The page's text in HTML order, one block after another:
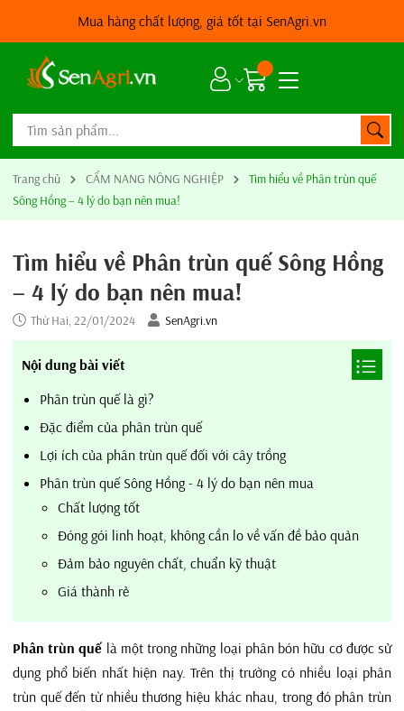
SenAgri.vn*Vì nông nghiệp sạch
Trang chủ CẨM NANG NÔNG NGHIỆP
Tìm hiểu về Phân trùn quế
Sông Hồng – 4 lý do bạn nên mua!
Tìm hiểu về Phân trùn quế Sông Hồng
– 4 lý do bạn nên mua!
Thứ Hai, 22/01/2024 SenAgri.vn
Nội dung bài viết
Phân trùn quế là gì?
Đặc điểm của phân trùn quế
Lợi ích của phân trùn quế đối với cây trồng
Phân trùn quế Sông Hồng - 4 lý do bạn nên mua
Chất lượng tốt
Đóng gói linh hoạt, không cần lo về vấn đề bảo quản
Đảm bảo nguyên chất, chuẩn kỹ thuật
Giá thành rẻ
Phân trùn quế là một trong những loại phân bón hữu cơ được sử
dụng phổ biến nhất hiện nay. Trên thị trường có nhiều loại phân
trùn quế đến từ nhiều thương hiệu khác nhau, trong đó phân trùn